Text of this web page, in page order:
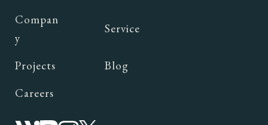
Compan
y
Service
Projects
Blog
Careers